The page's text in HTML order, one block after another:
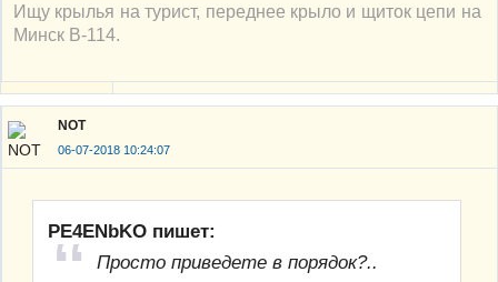
Ищу крылья на турист, переднее крыло и щиток цепи на
Минск В-114.
NOT
06-07-2018 10:24:07
PE4ENbKO пишет:
Просто приведете в порядок?..